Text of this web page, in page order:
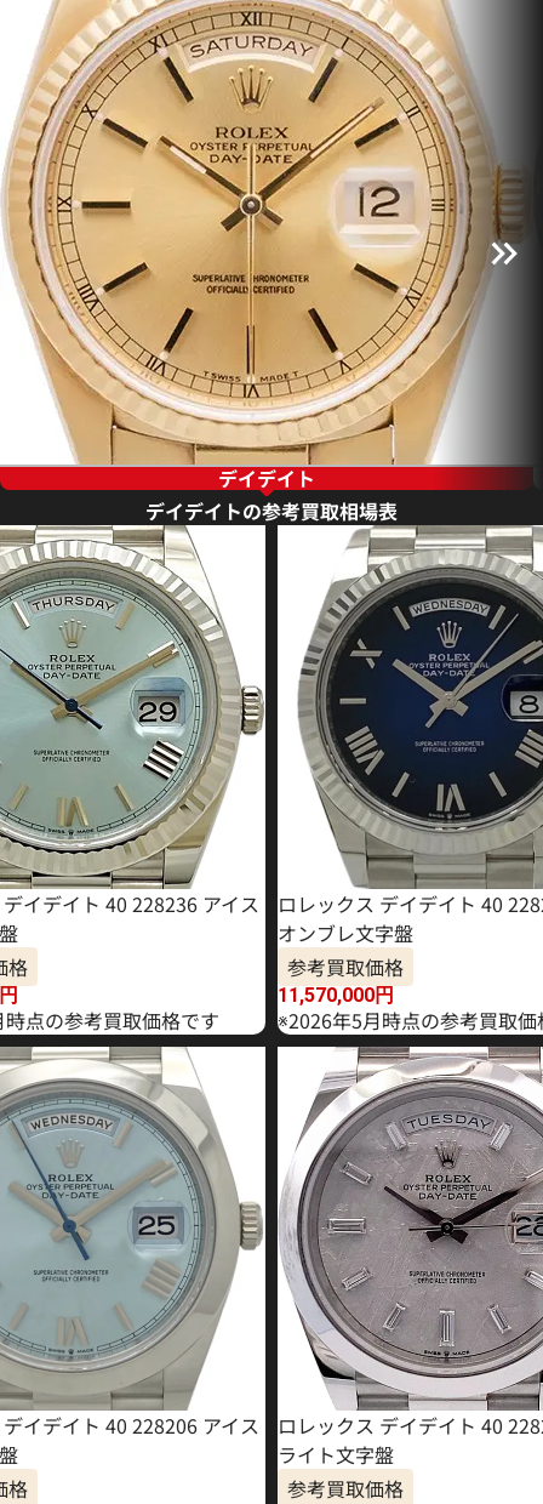
デイデイト
デイデイトの参考買取相場表
イデイト 40 228236 アイス
格
円
点の参考買取価格です
ロレックス デイデイト 40
オンブレ文字盤
参考買取価格
11,570,000円
※2026年5月時点の参考買取価
イデイト 40 228206 アイス
格
ロレックス デイデイト 40
ライト文字盤
参考買取価格